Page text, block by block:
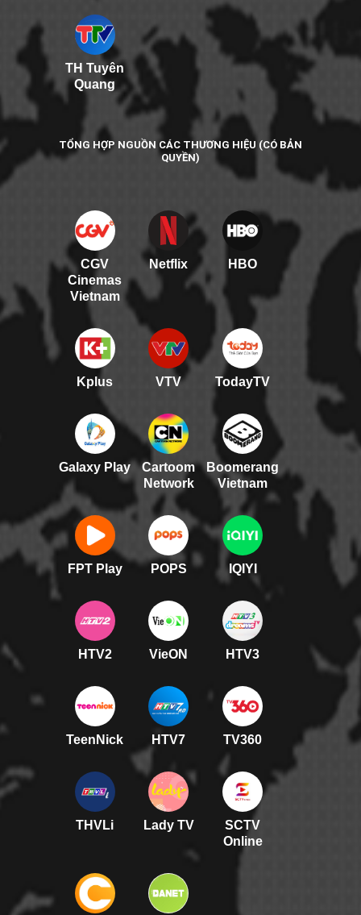
TH Tuyên
Quang
TỔNG HỢP NGUỒN CÁC THƯƠNG HIỆU (CÓ BẢN
QUYỀN)
CGV
Cinemas
Vietnam
Netflix HBO
Kplus VTV TodayTV
Galaxy Play
Cartoom
Network
Boomerang
Vietnam
FPT Play POPS IQIYI
HTV2 VieON HTV3
TeenNick HTV7 TV360
THVLi Lady TV
SCTV
Online